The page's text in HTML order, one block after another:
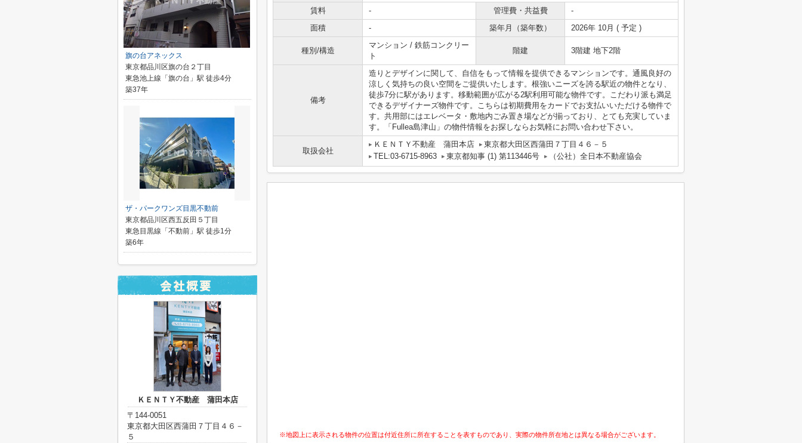
賃料 - 管理費・共益費
-
面積
- 築年月（築年数） 2026年 10月 ( 予定 )
種別/構造
マンション / 鉄筋コンクリー
ト
階建 3階建 地下2階
備考
造りとデザインに関して、自信をもって情報を提供できるマンションです。通風良好の
涼しく気持ちの良い空間をご提供いたします。根強いニーズを誇る駅近の物件となり、
徒歩7分に駅があります。移動範囲が広がる2駅利用可能な物件です。こだわり派も満足
できるデザイナーズ物件です。こちらは初期費用をカードでお支払いいただける物件で
す。共用部にはエレベータ・敷地内ごみ置き場などが揃っており、とても充実していま
す。「Fullea島津山」の物件情報をお探しならお気軽にお問い合わせ下さい。
取扱会社
ＫＥＮＴＹ不動産 蒲田本店
東京都大田区西蒲田７丁目４６－５
TEL:03-6715-8963
東京都知事 (1) 第113446号 （公社）全日本不動産協会
※地図上に表示される物件の位置は付近住所に所在することを表すものであり、実際の物件所在地とは異なる場合がございます。
旗の台アネックス
東京都品川区旗の台２丁目
東急池上線「旗の台」駅 徒歩4分
築37年
ザ・パークワンズ目黒不動前
東京都品川区西五反田５丁目
東急目黒線「不動前」駅 徒歩1分
築6年
ＫＥＮＴＹ不動産 蒲田本店
〒144-0051
東京都大田区西蒲田７丁目４６－
５